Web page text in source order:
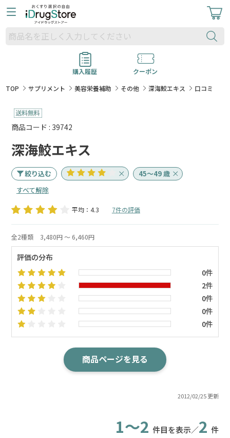
購入履歴
クーポン
TOP
サプリメント 美容栄養補助 その他 深海鮫エキス 口コミ
商品コード : 39742
深海鮫エキス
絞り込む
45～49 歳
すべて解除
平均：4.3 7件の評価
2012/02/25 更新
全2種類 3,480円 ～ 6,460円
評価の分布
0件
2件
0件
0件
0件
商品ページを見る
1～2 件目を表示／2 件